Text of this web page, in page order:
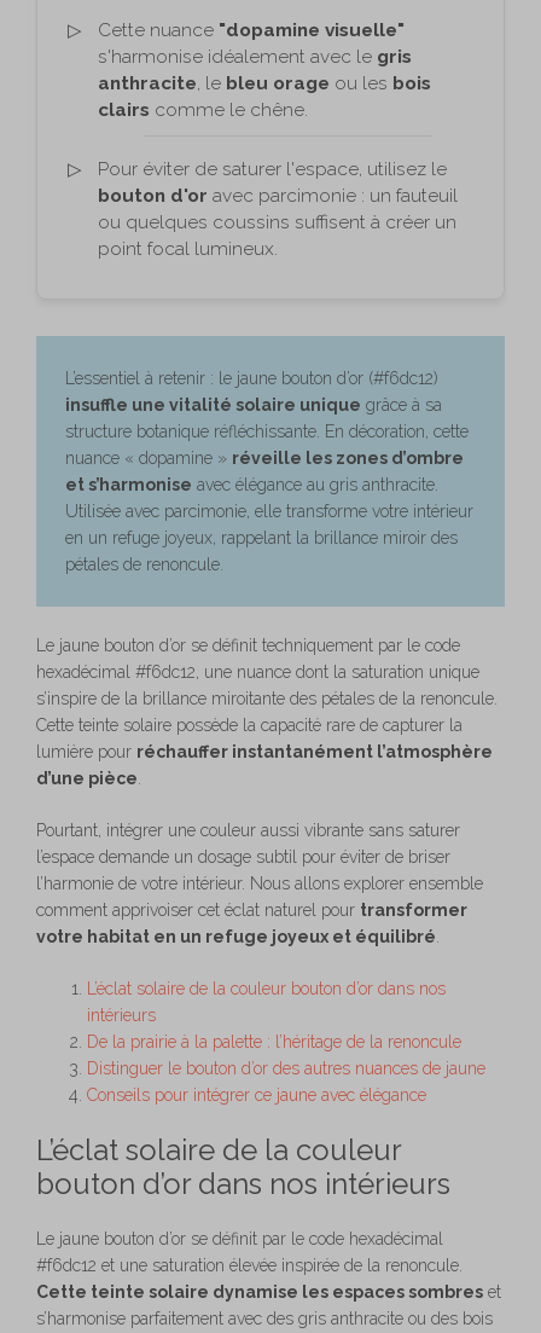
Cette nuance "dopamine visuelle"
s'harmonise idéalement avec le gris
anthracite, le bleu orage ou les bois
clairs comme le chêne.
Pour éviter de saturer l'espace, utilisez le
bouton d'or avec parcimonie : un fauteuil
ou quelques coussins suffisent à créer un
point focal lumineux.
L’essentiel à retenir : le jaune bouton d’or (#f6dc12)
insuffle une vitalité solaire unique grâce à sa
structure botanique réfléchissante. En décoration, cette
nuance « dopamine » réveille les zones d’ombre
et s’harmonise avec élégance au gris anthracite.
Utilisée avec parcimonie, elle transforme votre intérieur
en un refuge joyeux, rappelant la brillance miroir des
pétales de renoncule.
Le jaune bouton d’or se définit techniquement par le code
hexadécimal #f6dc12, une nuance dont la saturation unique
s’inspire de la brillance miroitante des pétales de la renoncule.
Cette teinte solaire possède la capacité rare de capturer la
lumière pour réchauffer instantanément l’atmosphère
d’une pièce
Pourtant, intégrer une couleur aussi vibrante sans saturer
l’espace demande un dosage subtil pour éviter de briser
l’harmonie de votre intérieur. Nous allons explorer ensemble
comment apprivoiser cet éclat naturel pour transformer
votre habitat en un refuge joyeux et équilibré
L’éclat solaire de la couleur bouton d’or dans nos
intérieurs
De la prairie à la palette : l’héritage de la renoncule
Distinguer le bouton d’or des autres nuances de jaune
Conseils pour intégrer ce jaune avec élégance
L’éclat solaire de la couleur
bouton d’or dans nos intérieurs
Le jaune bouton d’or se définit par le code hexadécimal
#f6dc12 et une saturation élevée inspirée de la renoncule.
Cette teinte solaire dynamise les espaces sombres et
s’harmonise parfaitement avec des gris anthracite ou des bois